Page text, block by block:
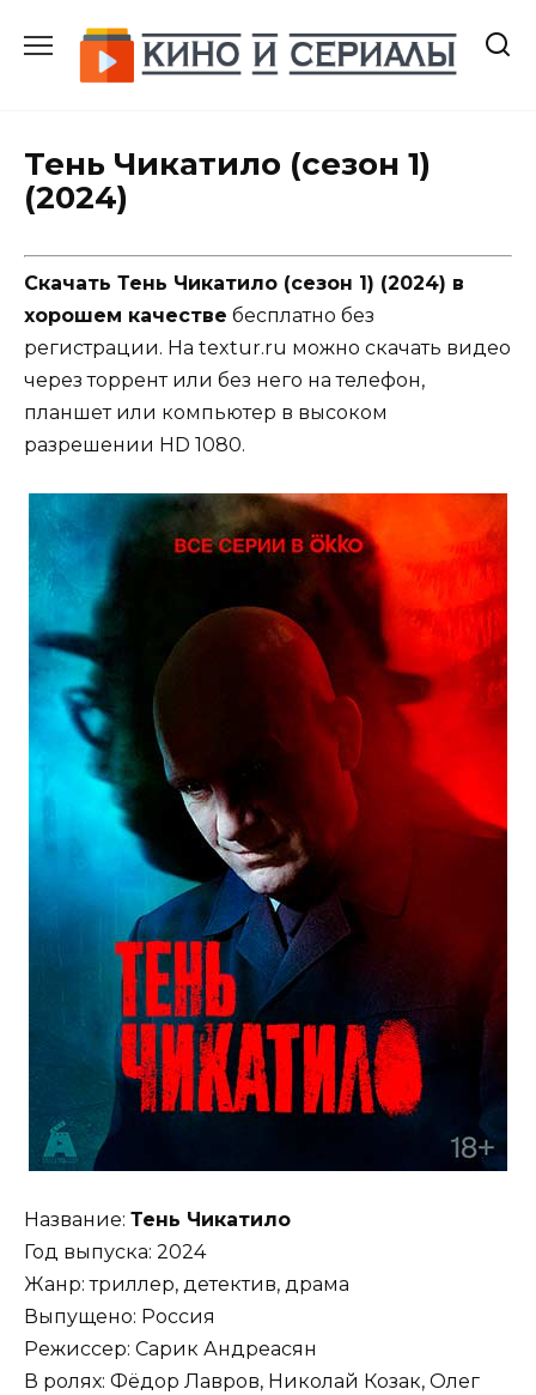
содержанию
Тень Чикатило (сезон 1)
(2024)
Скачать Тень Чикатило (сезон 1) (2024) в
хорошем качестве бесплатно без
регистрации. На textur.ru можно скачать видео
через торрент или без него на телефон,
планшет или компьютер в высоком
разрешении HD 1080.
Название: Тень Чикатило
Год выпуска: 2024
Жанр: триллер, детектив, драма
Выпущено: Россия
Режиссер: Сарик Андреасян
В ролях: Фёдор Лавров, Николай Козак, Олег